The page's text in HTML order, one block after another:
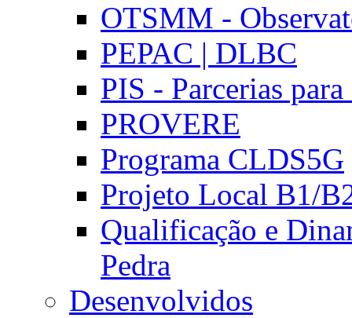
OTSMM -
PEPAC | DLBC
PIS - Parcerias
PROVERE
Programa CLDS5G
Projeto Local B1/
Qualificação e
Pedra
Desenvolvidos